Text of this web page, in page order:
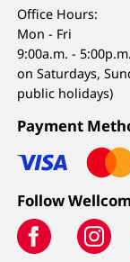
Office Hours:
Mon - Fri
9:00a.m. -
on Saturdays,
public holidays)
Payment
Follow